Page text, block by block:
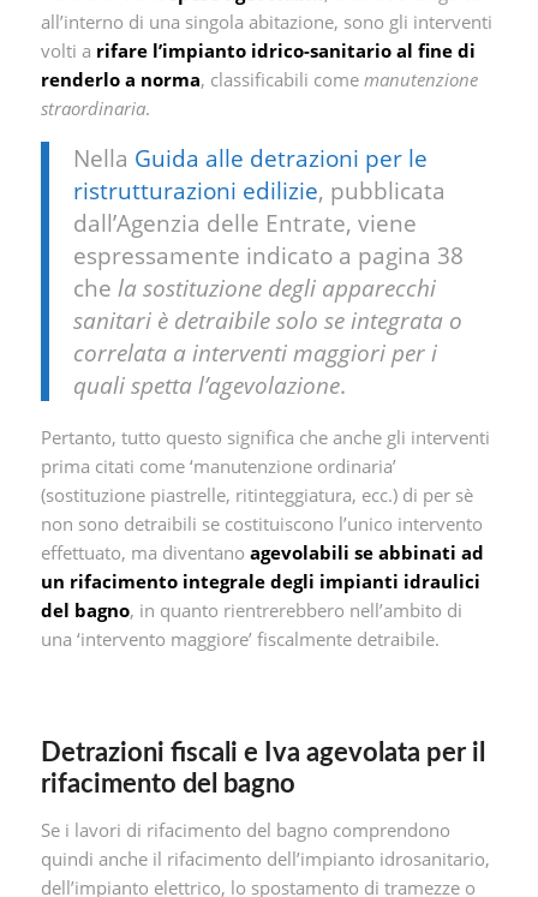
all’interno di una singola abitazione, sono gli interventi
volti a rifare l’impianto idrico-sanitario al fine di
renderlo a norma, classificabili come manutenzione
straordinaria.
Nella Guida alle detrazioni per le
ristrutturazioni edilizie, pubblicata
dall’Agenzia delle Entrate, viene
espressamente indicato a pagina 38
che la sostituzione degli apparecchi
sanitari è detraibile solo se integrata o
correlata a interventi maggiori per i
quali spetta l’agevolazione.
Pertanto, tutto questo significa che anche gli interventi
prima citati come ‘manutenzione ordinaria’
(sostituzione piastrelle, ritinteggiatura, ecc.) di per sè
non sono detraibili se costituiscono l’unico intervento
effettuato, ma diventano agevolabili se abbinati ad
un rifacimento integrale degli impianti idraulici
del bagno, in quanto rientrerebbero nell’ambito di
una ‘intervento maggiore’ fiscalmente detraibile.
Detrazioni fiscali e Iva agevolata per il
rifacimento del bagno
Se i lavori di rifacimento del bagno comprendono
quindi anche il rifacimento dell’impianto idrosanitario,
dell’impianto elettrico, lo spostamento di tramezze o